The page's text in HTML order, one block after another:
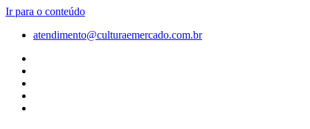
Ir para o conteúdo
atendimento@culturaemercado.com.br